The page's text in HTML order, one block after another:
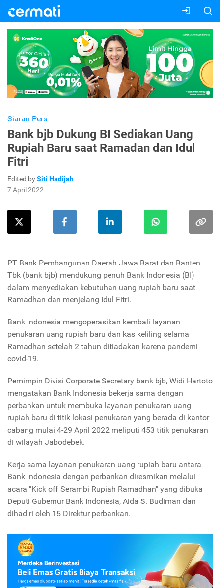
Siaran Pers
Bank bjb Dukung BI Sediakan Uang
Rupiah Baru saat Ramadan dan Idul
Fitri
Edited bySiti Hadijah
7 April 2022
PT Bank Pembangunan Daerah Jawa Barat dan Banten
Tbk (bank bjb) mendukung penuh Bank Indonesia (BI)
dalam menyediakan kebutuhan uang rupiah baru saat
Ramadhan dan menjelang Idul Fitri.
Bank Indonesia mengoperasikan kembali layanan
penukaran uang rupiah baru dan kas keliling selama
Ramadhan setelah 2 tahun ditiadakan karena pandemi
covid-19.
Pemimpin Divisi Corporate Secretary bank bjb, Widi Hartoto
mengatakan Bank Indonesia bekerja sama dengan
perbankan untuk membuka layanan penukaran uang
rupiah baru di titik lokasi penukaran yang berada di kantor
cabang mulai 4-29 April 2022 meliputi 453 titik penukaran
di wilayah Jabodebek.
Kerja sama layanan penukaran uang rupiah baru antara
Bank Indonesia dengan perbankan diresmikan melalui
acara "Kick off Serambi Rupiah Ramadhan" yang dibuka
Deputi Gubernur Bank Indonesia, Aida S. Budiman dan
dihadiri oleh 15 Direktur perbankan.